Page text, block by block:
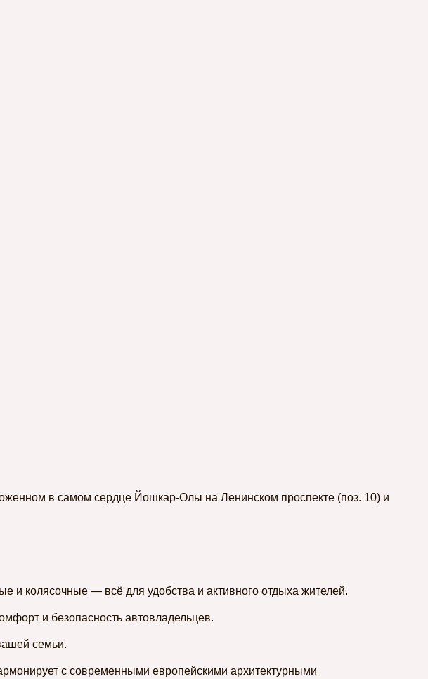
в самом сердце Йошкар-Олы на Ленинском проспекте (поз. 10) и
и колясочные — всё для удобства и активного отдыха жителей.
и безопасность автовладельцев.
семьи.
с современными европейскими архитектурными